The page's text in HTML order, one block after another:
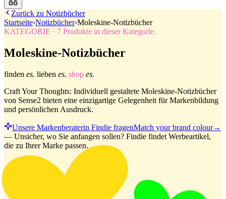
Zurück zu Notizbücher
Startseite›Notizbücher›Moleskine-Notizbücher
KATEGORIE · 7 Produkte in dieser Kategorie.
Moleskine-Notizbücher
finden es. lieben es. shop es.
Craft Your Thoughts: Individuell gestaltete Moleskine-Notizbücher
von Sense2 bieten eine einzigartige Gelegenheit für Markenbildung
und persönlichen Ausdruck.
Unsere Markenberaterin Findie fragenMatch your brand colour→
— Unsicher, wo Sie anfangen sollen? Findie findet Werbeartikel,
die zu Ihrer Marke passen.